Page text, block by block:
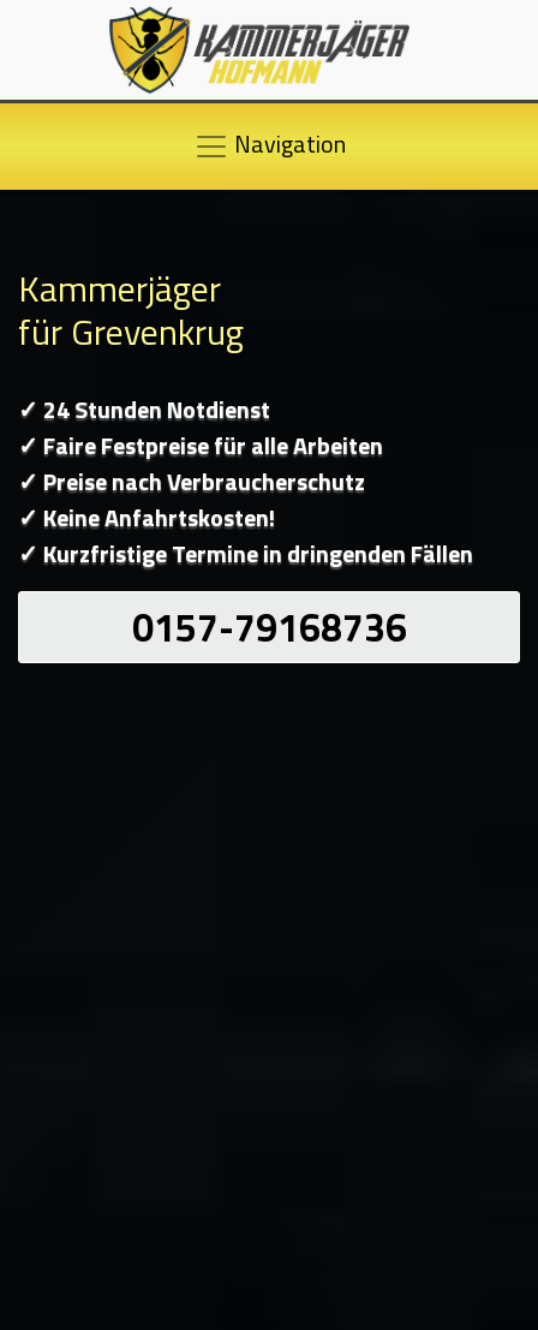
Navigation
Kammerjäger
für Grevenkrug
✓ 24 Stunden Notdienst
✓ Faire Festpreise für alle Arbeiten
✓ Preise nach Verbraucherschutz
✓ Keine Anfahrtskosten!
✓ Kurzfristige Termine in dringenden Fällen
0157-79168736